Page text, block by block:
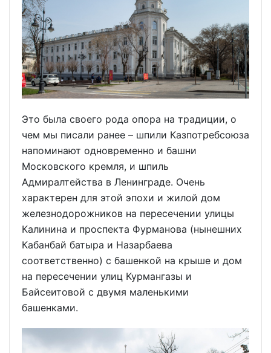
Это была своего рода опора на традиции, о
чем мы писали ранее – шпили Казпотребсоюза
напоминают одновременно и башни
Московского кремля, и шпиль
Адмиралтейства в Ленинграде. Очень
характерен для этой эпохи и жилой дом
железнодорожников на пересечении улицы
Калинина и проспекта Фурманова (нынешних
Кабанбай батыра и Назарбаева
соответственно) с башенкой на крыше и дом
на пересечении улиц Курмангазы и
Байсеитовой с двумя маленькими
башенками.